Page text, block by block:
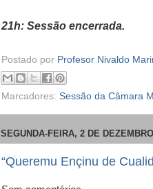
21h: Sessão encerrada.
Postado por Profesor Nivaldo
Marcadores: Sessão da Câmara
SEGUNDA-FEIRA, 2 DE
“Queremu Ençinu de